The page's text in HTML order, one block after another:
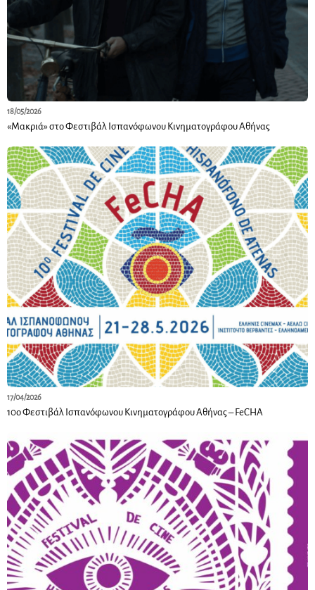
18/05/2026
«Μακριά» στο Φεστιβάλ Ισπανόφωνου Κινηματογράφου Αθήνας
17/04/2026
10ο Φεστιβάλ Ισπανόφωνου Κινηματογράφου Αθήνας – FeCHA